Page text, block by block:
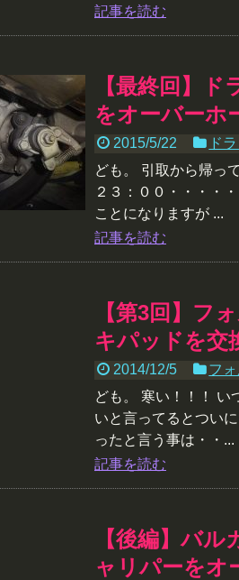
記事を読む
【最終回】
をオーバーホ
2015/5/22
ド
ども。 引取から帰っ
２３：００・・・・
ことになりますが ...
記事を読む
【第3回】フ
キパッドを交
2014/12/5
フ
ども。 寒い！！！ い
いと言ってるとつい
ったと言う事は・・...
記事を読む
【後編】バ
ャリパーをオ